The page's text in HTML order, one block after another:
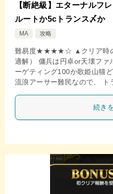
【断絶級】エターナルフ
ルートか5cトランス〆か
MA 攻略
難易度★★★★☆ ▲クリア時の
適解） 傭兵は円卓or天壊ファ
ーゲティング100か歌姫山猫
流浪アーサー難民なので、
続き